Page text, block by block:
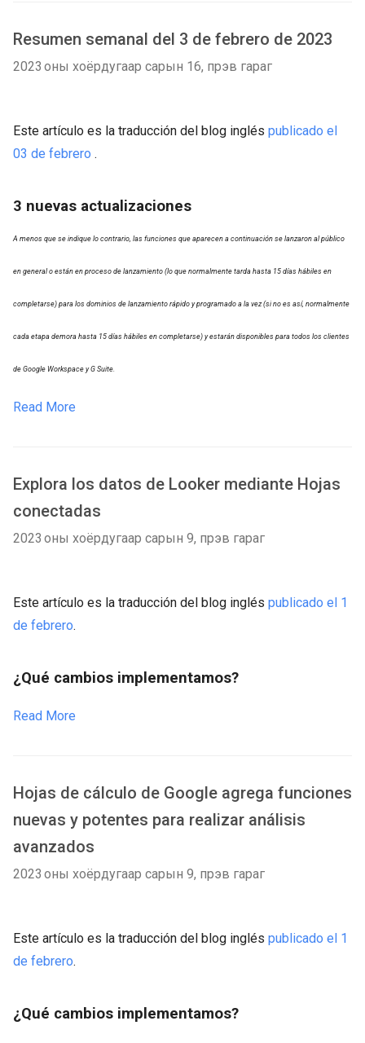
Resumen semanal del 3 de febrero de 2023
2023 оны хоёрдугаар сарын 16, пүрэв гараг
Este artículo es la traducción del blog inglés publicado el
03 de febrero .
3 nuevas actualizaciones
A menos que se indique lo contrario, las funciones que aparecen a continuación se lanzaron al público
en general o están en proceso de lanzamiento (lo que normalmente tarda hasta 15 días hábiles en
completarse) para los dominios de lanzamiento rápido y programado a la vez (si no es así, normalmente
cada etapa demora hasta 15 días hábiles en completarse) y estarán disponibles para todos los clientes
de Google Workspace y G Suite.
Read More
Explora los datos de Looker mediante Hojas
conectadas
2023 оны хоёрдугаар сарын 9, пүрэв гараг
Este artículo es la traducción del blog inglés publicado el 1
de febrero.
¿Qué cambios implementamos?
Read More
Hojas de cálculo de Google agrega funciones
nuevas y potentes para realizar análisis
avanzados
2023 оны хоёрдугаар сарын 9, пүрэв гараг
Este artículo es la traducción del blog inglés publicado el 1
de febrero.
¿Qué cambios implementamos?